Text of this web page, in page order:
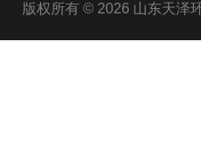
版权所有 © 2026 山东天泽